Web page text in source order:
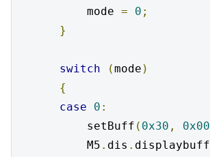
          mode
= 0 ;
}
switch (mode )
{
case
0 :
          setBuff
( 0x30 , 0x00
          M5
. dis . displaybuff